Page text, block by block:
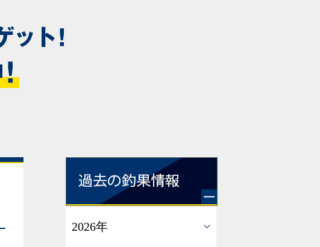
2026年